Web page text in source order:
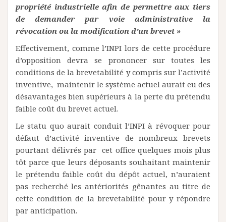
propriété industrielle afin de permettre aux tiers
de demander par voie administrative la
révocation ou la modification d’un brevet »
Effectivement, comme l’INPI lors de cette procédure
d’opposition devra se prononcer sur toutes les
conditions de la brevetabilité y compris sur l’activité
inventive, maintenir le système actuel aurait eu des
désavantages bien supérieurs à la perte du prétendu
faible coût du brevet actuel.
Le statu quo aurait conduit l’INPI à révoquer pour
défaut d’activité inventive de nombreux brevets
pourtant délivrés par cet office quelques mois plus
tôt parce que leurs déposants souhaitant maintenir
le prétendu faible coût du dépôt actuel, n’auraient
pas recherché les antériorités gênantes au titre de
cette condition de la brevetabilité pour y répondre
par anticipation.